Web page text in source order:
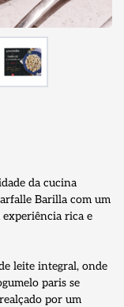
da cucina
Barilla com um
rica e
leite integral, onde
paris se
por um